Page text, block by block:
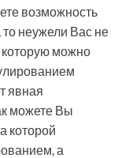
возможность
неужели Вас не
можно
явная
можете Вы
которой
а